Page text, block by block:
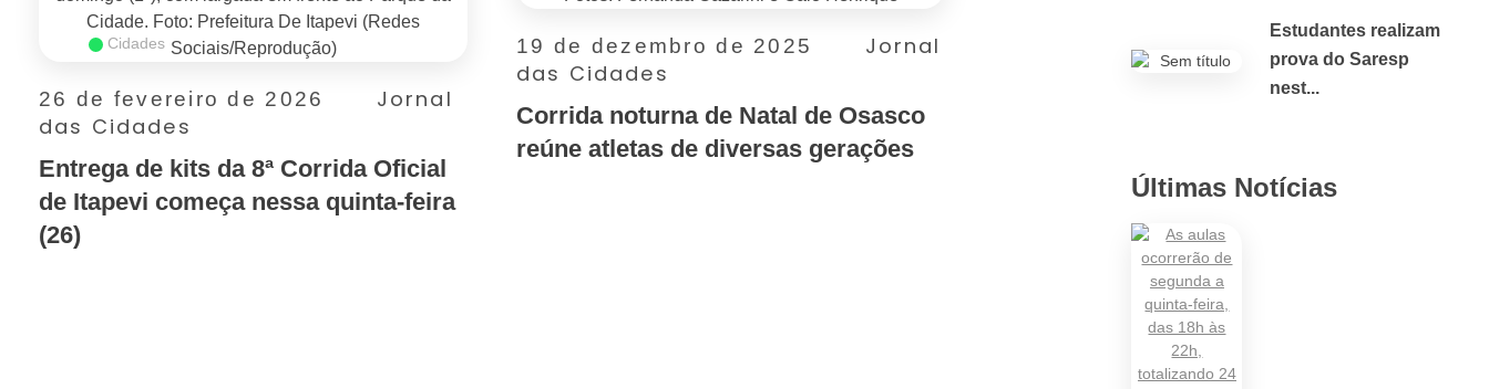
26 de fevereiro de 2026
Jornal
das Cidades
Cidades
Entrega de kits da 8ª Corrida Oficial
de Itapevi começa nessa quinta-feira
(26)
19 de dezembro de 2025
Jornal
das Cidades
Corrida noturna de Natal de Osasco
reúne atletas de diversas gerações
Estudantes realizam
prova do Saresp
nest...
Últimas Notícias